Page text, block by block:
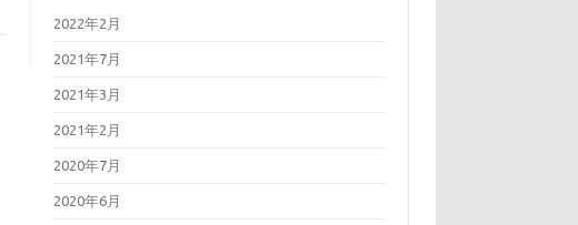
2022年2月
2021年7月
2021年3月
2021年2月
2020年7月
2020年6月